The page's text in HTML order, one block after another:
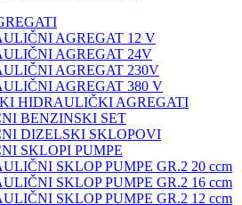
AGREGAT 12 V
AGREGAT 24V
AGREGAT 230V
AGREGAT 380 V
HIDRAULIČKI AGREGATI
BENZINSKI SET
DIZELSKI SKLOPOVI
SKLOPI PUMPE
SKLOP PUMPE GR.2 20 ccm
SKLOP PUMPE GR.2 16 ccm
SKLOP PUMPE GR.2 12 ccm